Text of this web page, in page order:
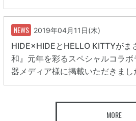
NEWS 2019年04月11日(木)
HIDE×HIDEとHELLO KITTYがま
和』元年を彩るスペシャルコラ
器メディア様に掲載いただきまし
MORE